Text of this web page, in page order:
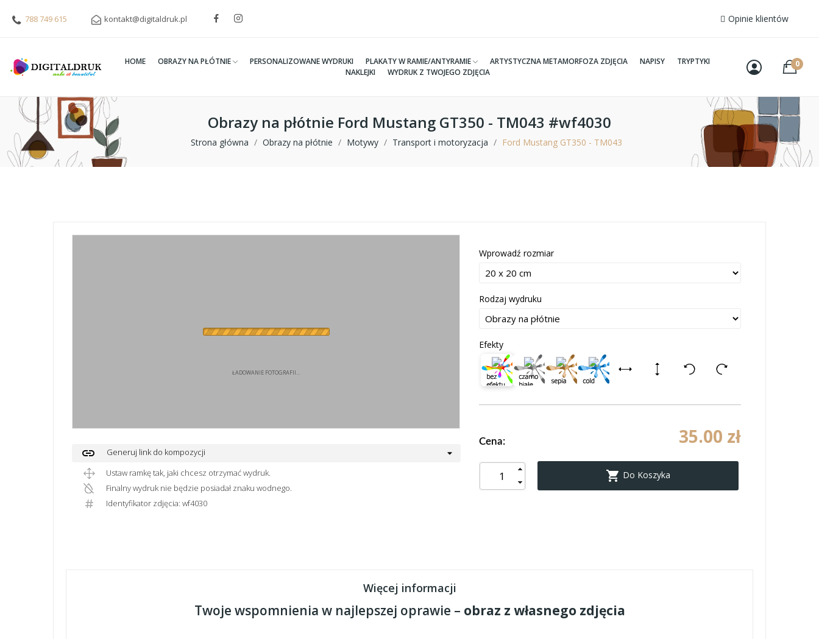
788 749 615 kontakt@digitaldruk.pl Opinie klientów
HOME OBRAZY NA PŁÓTNIE PERSONALIZOWANE WYDRUKI PLAKATY W RAMIE/ANTYRAMIE ARTYSTYCZNA METAMORFOZA ZDJĘCIA NAPISY
TRYPTYKI
NAKLEJKI
WYDRUK Z TWOJEGO ZDJĘCIA
0
Obrazy na płótnie Ford Mustang GT350 - TM043 #wf4030
Strona główna Obrazy na płótnie Motywy Transport i motoryzacja Ford Mustang GT350 - TM043
ŁADOWANIE FOTOGRAFII...
link
Generuj link do kompozycji
Ustaw ramkę tak, jaki chcesz otrzymać wydruk.
Finalny wydruk nie będzie posiadał znaku wodnego.
Identyfikator zdjęcia: wf4030
Wprowadź rozmiar
Rodzaj wydruku
Efekty
Cena: 35.00 zł
 Do Koszyka
Więcej informacji
Twoje wspomnienia w najlepszej oprawie – obraz z własnego zdjęcia